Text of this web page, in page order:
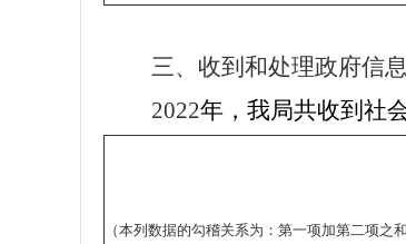
三、收到和处理政府信
2022年，我局共收到社
（本列数据的勾稽关系为：第一项加第二项之